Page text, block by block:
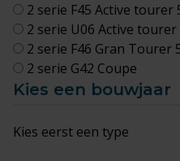
2 serie F45 Active tourer
2 serie U06 Active
2 serie F46 Gran Tourer
2 serie G42 Coupe
Kies een bouwjaar
Kies eerst een type